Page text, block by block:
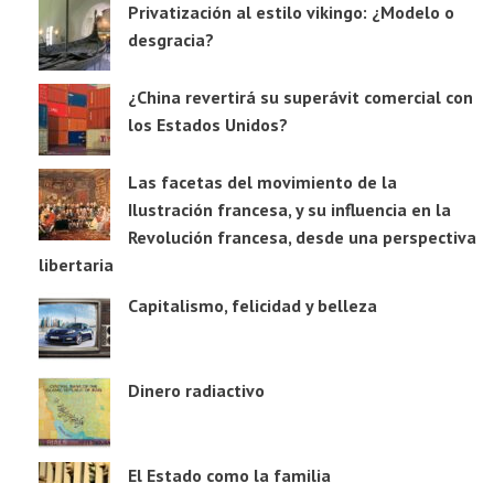
Privatización al estilo vikingo: ¿Modelo o
desgracia?
¿China revertirá su superávit comercial con
los Estados Unidos?
Las facetas del movimiento de la
Ilustración francesa, y su influencia en la
Revolución francesa, desde una perspectiva
libertaria
Capitalismo, felicidad y belleza
Dinero radiactivo
El Estado como la familia